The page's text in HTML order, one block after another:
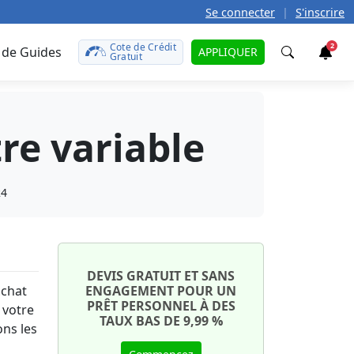
Se connecter | S'inscrire
?
de
Guides Cote de Crédit
Gratuit APPLIQUER 2
variable
DEVIS GRATUIT ET SANS
ENGAGEMENT POUR UN
PRÊT PERSONNEL À DES
TAUX BAS DE 9,99 %
votre
les